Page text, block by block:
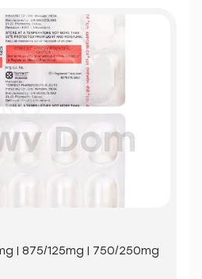
| 875/125mg | 750/250mg